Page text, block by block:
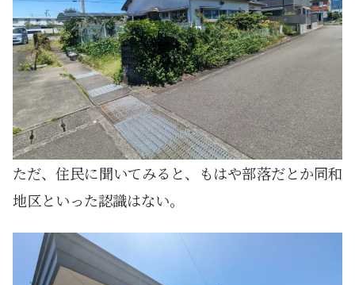
ただ、住民に聞いてみると、もはや部落だとか同和
地区といった認識はない。